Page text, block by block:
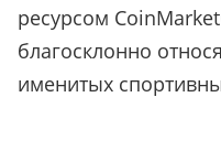
ресурсом
благосклонно
именитых